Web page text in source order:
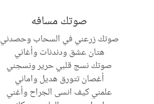
صوتك مسافه
صوتك زرعني في السحاب وحصدني
هتان عشق ودندنات وأغاني
صوتك نسج قلبي حرير ونسجني
أغصان تتورق هديل واماني
علمني كيف انسى الجراح وأغني